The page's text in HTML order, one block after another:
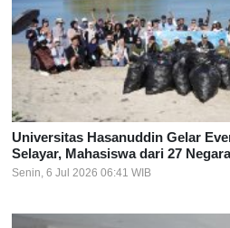
Universitas Hasanuddin Gelar
Selayar, Mahasiswa dari 27
Senin, 6 Jul 2026 06:41 WIB